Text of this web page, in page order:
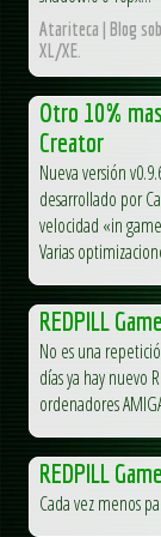
Atariteca | Blog
XL/XE.
Otro 10%
Creator
Nueva versión
desarrollado por
velocidad «in
Varias
REDPILL
No es una
días ya hay nuevo
ordenadores
REDPILL
Cada vez menos